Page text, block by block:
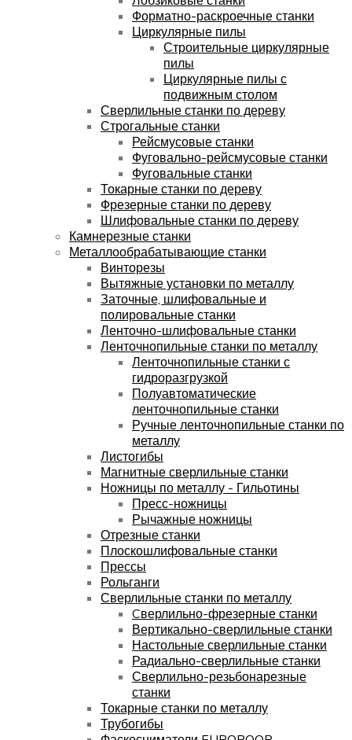
Форматно-раскроечные станки
Циркулярные пилы
Строительные циркулярные
пилы
Циркулярные пилы с
подвижным столом
Сверлильные станки по дереву
Строгальные станки
Рейсмусовые станки
Фуговально-рейсмусовые станки
Фуговальные станки
Токарные станки по дереву
Фрезерные станки по дереву
Шлифовальные станки по дереву
Камнерезные станки
Металлообрабатывающие станки
Винторезы
Вытяжные установки по металлу
Заточные, шлифовальные и
полировальные станки
Ленточно-шлифовальные станки
Ленточнопильные станки по металлу
Ленточнопильные станки с
гидроразгрузкой
Полуавтоматические
ленточнопильные станки
Ручные ленточнопильные станки по
металлу
Листогибы
Магнитные сверлильные станки
Ножницы по металлу - Гильотины
Пресс-ножницы
Рычажные ножницы
Отрезные станки
Плоскошлифовальные станки
Прессы
Рольганги
Сверлильные станки по металлу
Cверлильно-фрезерные станки
Вертикально-сверлильные станки
Настольные сверлильные станки
Радиально-сверлильные станки
Сверлильно-резьбонарезные
станки
Токарные станки по металлу
Трубогибы